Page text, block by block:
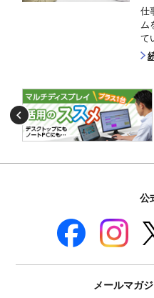
仕
ム
て
公
メールマガ